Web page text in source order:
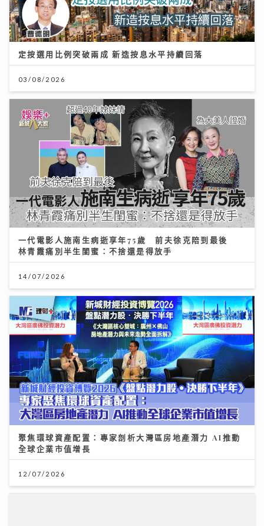
定按選用比例突破兩成 新造按息水平持續回落
03/08/2026
一代電影人施南生病逝享年75歲 前夫徐克陪到最後
林青霞痛別半生閨蜜：不捨還是得放手
14/07/2026
聚焦環球資產配置：專家剖析大灣區房地產潛力 AI推動
全球企業市值增長
12/07/2026